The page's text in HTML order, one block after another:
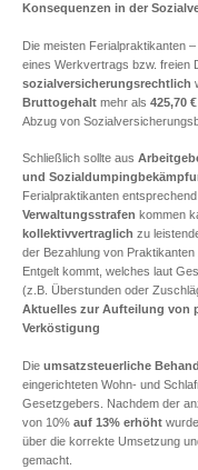
Konsequenzen in der
Die meisten Ferialpraktikanten
eines Werkvertrags bzw. freien
sozialversicherungsrechtlich
Bruttogehalt mehr als 425,70
Abzug von
Schließlich sollte aus
und
Ferialpraktikanten
Verwaltungsstrafen kommen
kollektivvertraglich zu
der Bezahlung von Praktikanten
Entgelt kommt, welches laut
(z.B. Überstunden oder
Aktuelles zur Aufteilung von
Verköstigung
Die umsatzsteuerliche
eingerichteten Wohn- und
Gesetzgebers. Nachdem der
von 10% auf 13% erhöht
über die korrekte Umsetzung
gemacht.